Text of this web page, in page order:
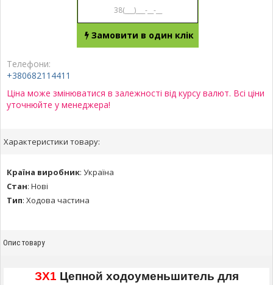
Замовити в один клік
Телефони:
+380682114411
Ціна може змінюватися в залежності від курсу валют. Всі ціни
уточнюйте у менеджера!
Характеристики товару:
Країна виробник: Україна
Стан: Нові
Тип: Ходова частина
Опис товару
ЗХ1 Цепной ходоуменьшитель для